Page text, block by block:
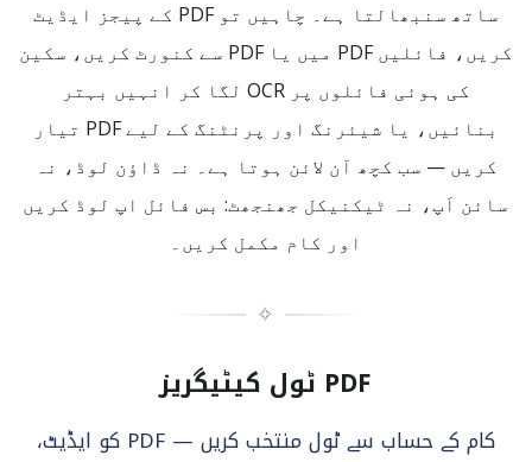
ساتھ سنبھالتا ہے۔ چاہیں تو PDF کے پیجز ایڈیٹ
کریں، فائلیں PDF میں یا PDF سے کنورٹ کریں، سکین
کی ہوئی فائلوں پر OCR لگا کر انہیں بہتر
بنائیں، یا شیئرنگ اور پرنٹنگ کے لیے PDF تیار
کریں — سب کچھ آن لائن ہوتا ہے۔ نہ ڈاؤن لوڈ، نہ
سائن اَپ، نہ ٹیکنیکل جھنجھٹ: بس فائل اپ لوڈ کریں
اور کام مکمل کریں۔
✧
PDF ٹول کیٹیگریز
کام کے حساب سے ٹول منتخب کریں — PDF کو ایڈیٹ،